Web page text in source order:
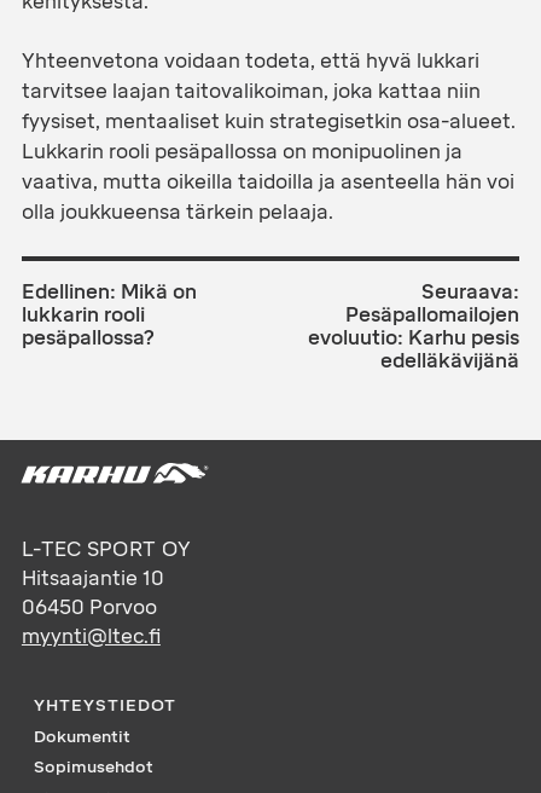
Yhteenvetona voidaan todeta, että hyvä lukkari
tarvitsee laajan taitovalikoiman, joka kattaa niin
fyysiset, mentaaliset kuin strategisetkin osa-alueet.
Lukkarin rooli pesäpallossa on monipuolinen ja
vaativa, mutta oikeilla taidoilla ja asenteella hän voi
olla joukkueensa tärkein pelaaja.
ARTIKKELIEN
SELAUS
Edellinen: Mikä on
lukkarin rooli
pesäpallossa?
Seuraava:
Pesäpallomailojen
evoluutio: Karhu pesis
edelläkävijänä
L-TEC SPORT OY
Hitsaajantie 10
06450 Porvoo
myynti@ltec.fi
YHTEYSTIEDOT
Dokumentit
Sopimusehdot